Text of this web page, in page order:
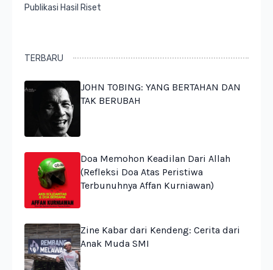
Publikasi Hasil Riset
TERBARU
JOHN TOBING: YANG BERTAHAN DAN
TAK BERUBAH
Doa Memohon Keadilan Dari Allah
(Refleksi Doa Atas Peristiwa
Terbunuhnya Affan Kurniawan)
Zine Kabar dari Kendeng: Cerita dari
Anak Muda SMI